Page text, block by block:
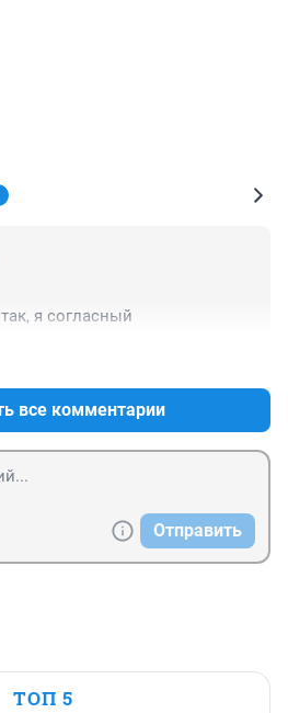
я согласный
все комментарии
Отправить
ТОП 5